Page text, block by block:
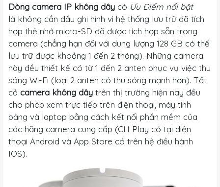
Dòng camera IP không dây có Ưu Điểm nổi bật
là không cần đầu ghi hình vì hệ thống lưu trữ đã tích
hợp thẻ nhớ micro-SD đã được tích hợp sẵn trong
camera (chẳng hạn đối với dung lượng 128 GB có thể
lưu trữ được khoảng 1 đến 2 tháng). Những camera
này đều thiết kế có từ 1 đến 2 anten phục vụ việc thu
sóng Wi-Fi (loại 2 anten có thu sóng mạnh hơn). Tất
cả camera không dây trên thị trường hiện nay đều
cho phép xem trực tiếp trên điện thoại, máy tính
bảng và laptop bằng cách kết nối phần mềm của
các hãng camera cung cấp (CH Play có tại điện
thoại Android và App Store có trên hệ điều hành
IOS).